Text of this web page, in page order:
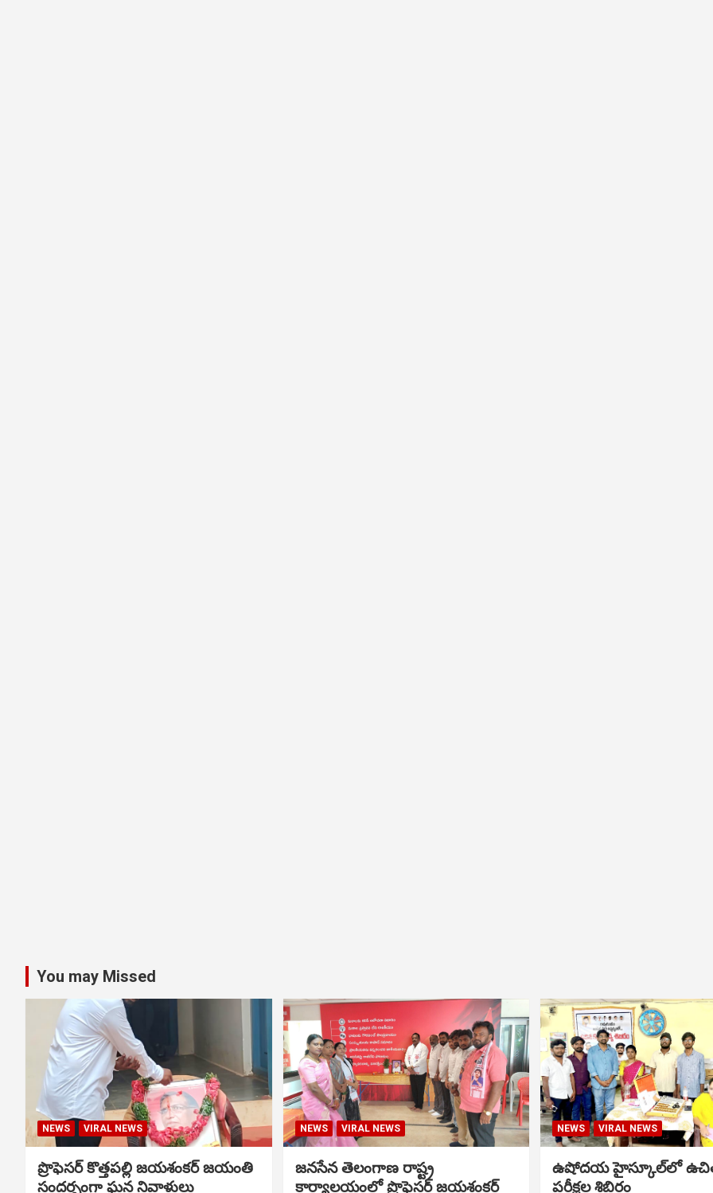
You may Missed
NEWS VIRAL NEWS
ప్రొఫెసర్ కొత్తపల్లి జయశంకర్ జయంతి
సందర్భంగా ఘన నివాళులు
NEWS VIRAL NEWS
జనసేన తెలంగాణ రాష్ట్ర
కార్యాలయంలో ప్రొఫెసర్ జయశంకర్
NEWS VIRAL NEWS
ఉషోదయ హైస్కూల్‌లో
పరీక్షల శిబిరం